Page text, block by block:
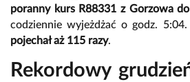
poranny kurs R88331 z Gorzowa
codziennie wyjeżdżać o godz.
pojechał aż 115 razy.
Rekordowy